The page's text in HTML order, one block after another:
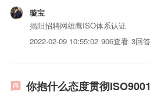
璇宝
揭阳招聘网雄鹰ISO体系认证
2022-02-09 10:55:02 906查看 3回答
你抱什么态度贯彻